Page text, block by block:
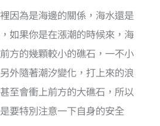
因為是海邊的關係，海水還是
如果你是在漲潮的時候來，海
方的幾顆較小的礁石，一不小
外隨著潮汐變化，打上來的浪
至會衝上前方的大礁石，所以
要特別注意一下自身的安全